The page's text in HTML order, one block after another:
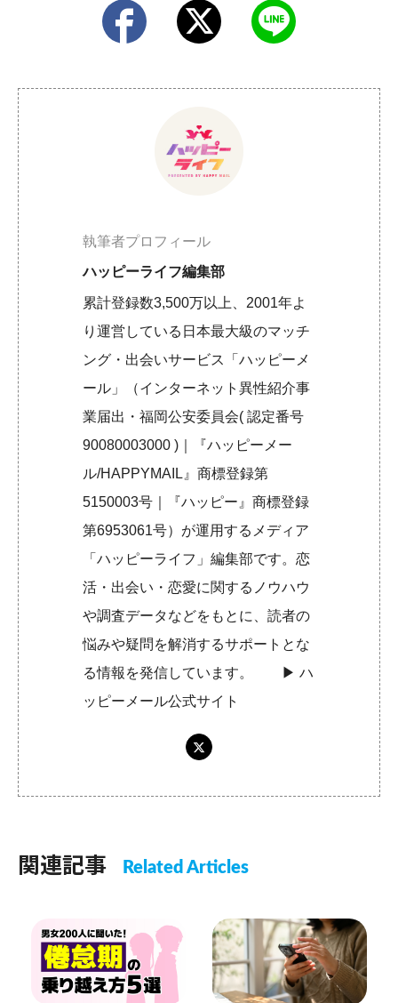
執筆者プロフィール
ハッピーライフ編集部
累計登録数3,500万以上、2001年よ
り運営している日本最大級のマッチ
ング・出会いサービス「ハッピーメ
ール」（インターネット異性紹介事
業届出・福岡公安委員会( 認定番号
90080003000 )｜『ハッピーメー
ル/HAPPYMAIL』商標登録第
5150003号｜『ハッピー』商標登録
第6953061号）が運用するメディア
「ハッピーライフ」編集部です。恋
活・出会い・恋愛に関するノウハウ
や調査データなどをもとに、読者の
悩みや疑問を解消するサポートとな
る情報を発信しています。 ▶︎ハ
ッピーメール公式サイト
関連記事 Related Articles